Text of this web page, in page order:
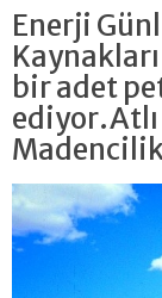
Enerji
bir adet